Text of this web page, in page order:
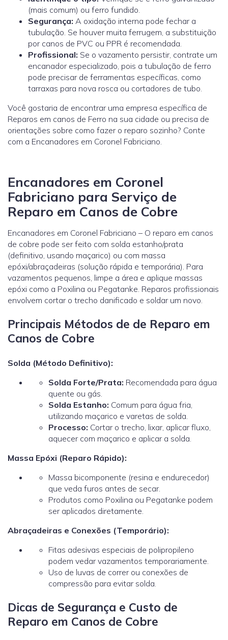
(mais comum) ou ferro fundido.
Segurança: A oxidação interna pode fechar a
tubulação. Se houver muita ferrugem, a substituição
por canos de PVC ou PPR é recomendada.
Profissional: Se o vazamento persistir, contrate um
encanador especializado, pois a tubulação de ferro
pode precisar de ferramentas específicas, como
tarraxas para nova rosca ou cortadores de tubo.
Você gostaria de encontrar uma empresa específica de
Reparos em canos de Ferro na sua cidade ou precisa de
orientações sobre como fazer o reparo sozinho? Conte
com a Encanadores em Coronel Fabriciano.
Encanadores em Coronel
Fabriciano para Serviço de
Reparo em Canos de Cobre
Encanadores em Coronel Fabriciano – O reparo em canos
de cobre pode ser feito com solda estanho/prata
(definitivo, usando maçarico) ou com massa
epóxi/abraçadeiras (solução rápida e temporária). Para
vazamentos pequenos, limpe a área e aplique massas
epóxi como a Poxilina ou Pegatanke. Reparos profissionais
envolvem cortar o trecho danificado e soldar um novo.
Principais Métodos de de Reparo em
Canos de Cobre
Solda (Método Definitivo):
Solda Forte/Prata: Recomendada para água
quente ou gás.
Solda Estanho: Comum para água fria,
utilizando maçarico e varetas de solda.
Processo: Cortar o trecho, lixar, aplicar fluxo,
aquecer com maçarico e aplicar a solda.
Massa Epóxi (Reparo Rápido):
Massa bicomponente (resina e endurecedor)
que veda furos antes de secar.
Produtos como Poxilina ou Pegatanke podem
ser aplicados diretamente.
Abraçadeiras e Conexões (Temporário):
Fitas adesivas especiais de polipropileno
podem vedar vazamentos temporariamente.
Uso de luvas de correr ou conexões de
compressão para evitar solda.
Dicas de Segurança e Custo de
Reparo em Canos de Cobre